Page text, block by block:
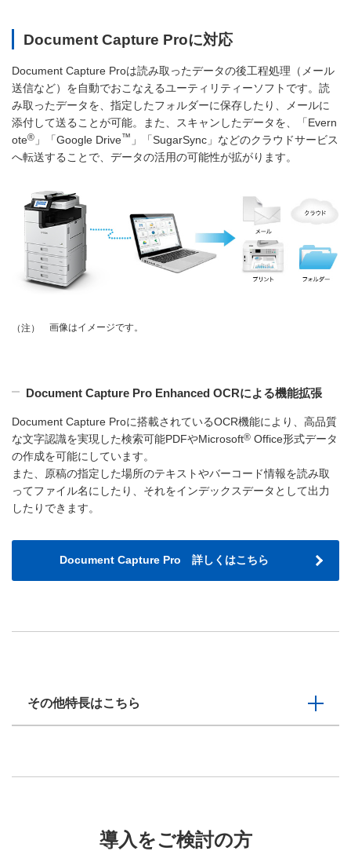
Document Capture Proに対応
Document Capture Proは読み取ったデータの後工程処理（メール
送信など）を自動でおこなえるユーティリティーソフトです。読
み取ったデータを、指定したフォルダーに保存したり、メールに
添付して送ることが可能。また、スキャンしたデータを、「Evern
ote® 」「Google Drive™ 」「SugarSync」などのクラウドサービス
へ転送することで、データの活用の可能性が拡がります。
（注） 画像はイメージです。
Document Capture Pro Enhanced OCRによる機能拡張
Document Capture Proに搭載されているOCR機能により、高品質
な文字認識を実現した検索可能PDFやMicrosoft® Office形式データ
の作成を可能にしています。
また、原稿の指定した場所のテキストやバーコード情報を読み取
ってファイル名にしたり、それをインデックスデータとして出力
したりできます。
Document Capture Pro 詳しくはこちら
その他特長はこちら
導入をご検討の方